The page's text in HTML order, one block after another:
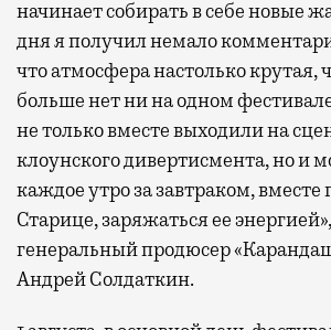
начинает собирать в себе новые
дня я получил немало
что атмосфера настолько крутая,
больше нет ни на одном
не только вместе выходили на
клоунского дивертисмента, но и
каждое утро за завтраком, вместе
Старице, заряжаться ее
генеральный продюсер
Андрей Солдаткин.